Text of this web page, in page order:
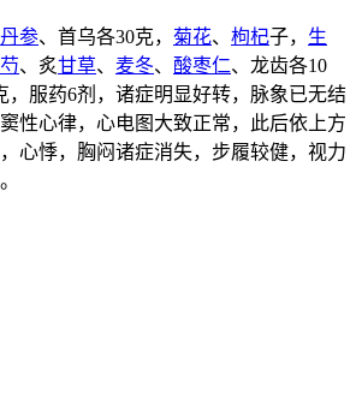
丹参、首乌各30克， 菊花、 枸杞子， 生
、炙甘草、 麦冬、 酸枣仁、龙齿各10
，服药6剂，诸症明显好转，脉象已无结
性心律，心电图大致正常，此后依上方
心悸，胸闷诸症消失，步履较健，视力